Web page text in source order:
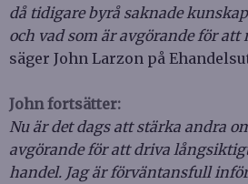
då tidigare byrå saknade
och vad som är avgörande för
säger John Larzon på
John fortsätter:
Nu är det dags att stärka andra
avgörande för att driva
handel. Jag är förväntansfull